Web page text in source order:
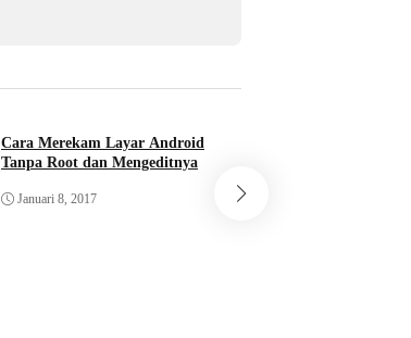
Cara Merekam Layar Android
Tanpa Root dan Mengeditnya
Januari 8, 2017